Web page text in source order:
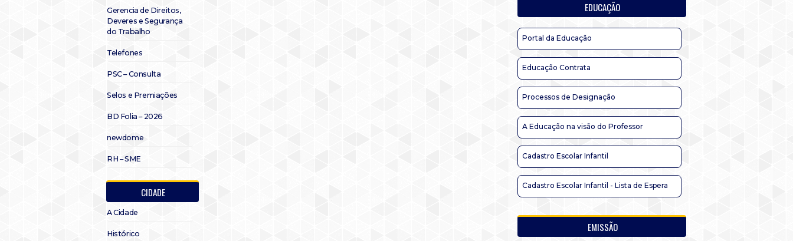
Gerencia de Direitos,
Deveres e Segurança
do Trabalho
Telefones
PSC – Consulta
Selos e Premiações
BD Folia – 2026
newdome
RH – SME
CIDADE
A Cidade
Histórico
EDUCAÇÃO
Portal da Educação
Educação Contrata
Processos de Designação
A Educação na visão do Professor
Cadastro Escolar Infantil
Cadastro Escolar Infantil - Lista de Espera
EMISSÃO